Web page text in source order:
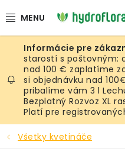
na
RASTLINY
UMELÉ RASTLINY
KVETINÁČE
SUBSTRÁTY A
starostí s poštovným:
nad 100 € zaplatíme za
si objednávku nad
pribalíme vám 3 l
Bezplatný Rozvoz XL
Platí pre
Všetky kvetináče